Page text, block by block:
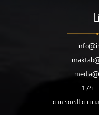
174
المقدسة